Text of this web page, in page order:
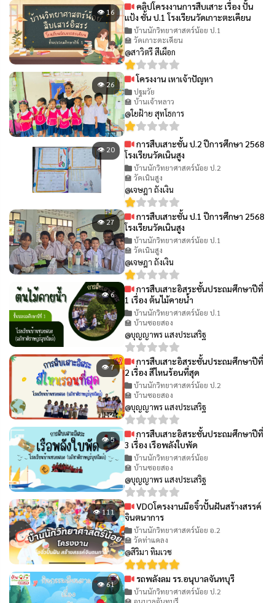
👁 16
คลิปโครงงานการสืบเสาะ เรื่อง ปั้น
แป้ง ชั้น ป.1 โรงเรียนวัดเกาะตะเคียน
บ้านนักวิทยาศาสตร์น้อย ป.1
🏫 วัดเกาะตะเคียน
@สาวิตรี สีเผือก
👁 26 โครงงาน เหาเจ้าปัญหา
ปฐมวัย
🏫 บ้านเจ้าหลาว
@ใยฝ้าย สุทโธการ
👁 20
การสืบเสาะชั้น ป.2 ปีการศึกษา 2568
โรงเรียนวัดเนินสูง
บ้านนักวิทยาศาสตร์น้อย ป.2
🏫 วัดเนินสูง
@เจษฎา ถังเงิน
👁 27
การสืบเสาะชั้น ป.1 ปีการศึกษา 2568
โรงเรียนวัดเนินสูง
บ้านนักวิทยาศาสตร์น้อย ป.1
🏫 วัดเนินสูง
@เจษฎา ถังเงิน
👁 6
การสืบเสาะอิสระชั้นประถมศึกษาปีที่
1 เรื่อง ต้นไม้คายน้ำ
บ้านนักวิทยาศาสตร์น้อย ป.1
🏫 บ้านซอยสอง
@บุญญาพร แสงประเสริฐ
👁 7
การสืบเสาะอิสระชั้นประถมศึกษาปีที่
2 เรื่อง สีไหนร้อนที่สุด
บ้านนักวิทยาศาสตร์น้อย ป.2
🏫 บ้านซอยสอง
@บุญญาพร แสงประเสริฐ
👁 5
การสืบเสาะอิสระชั้นประถมศึกษาปีที่
3 เรื่อง เรือพลังใบพัด
บ้านนักวิทยาศาสตร์น้อย
🏫 บ้านซอยสอง
@บุญญาพร แสงประเสริฐ
👁 111
VDOโครงงานมือจิ๋วปั้นฝันสร้างสรรค์
จินตนาการ
บ้านนักวิทยาศาสตร์น้อย อ.2
🏫 วัดท่าแคลง
@สิริมา ทิมเวช
👁 61 รถพลังลม รร.อนุบาลจันทบุรี
บ้านนักวิทยาศาสตร์น้อย ป.2